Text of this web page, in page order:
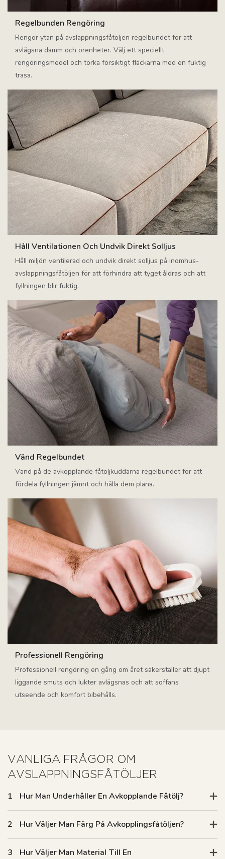
Regelbunden Rengöring
Rengör ytan på avslappningsfåtöljen regelbundet för att
avlägsna damm och orenheter. Välj ett speciellt
rengöringsmedel och torka försiktigt fläckarna med en fuktig
trasa.
Håll Ventilationen Och Undvik Direkt Solljus
Håll miljön ventilerad och undvik direkt solljus på inomhus-
avslappningsfåtöljen för att förhindra att tyget åldras och att
fyllningen blir fuktig.
Vänd Regelbundet
Vänd på de avkopplande fåtöljkuddarna regelbundet för att
fördela fyllningen jämnt och hålla dem plana.
Professionell Rengöring
Professionell rengöring en gång om året säkerställer att djupt
liggande smuts och lukter avlägsnas och att soffans
utseende och komfort bibehålls.
VANLIGA FRÅGOR OM
AVSLAPPNINGSFÅTÖLJER
1 Hur Man Underhåller En Avkopplande Fåtölj?
2 Hur Väljer Man Färg På Avkopplingsfåtöljen?
3
Hur Väljer Man Material Till En